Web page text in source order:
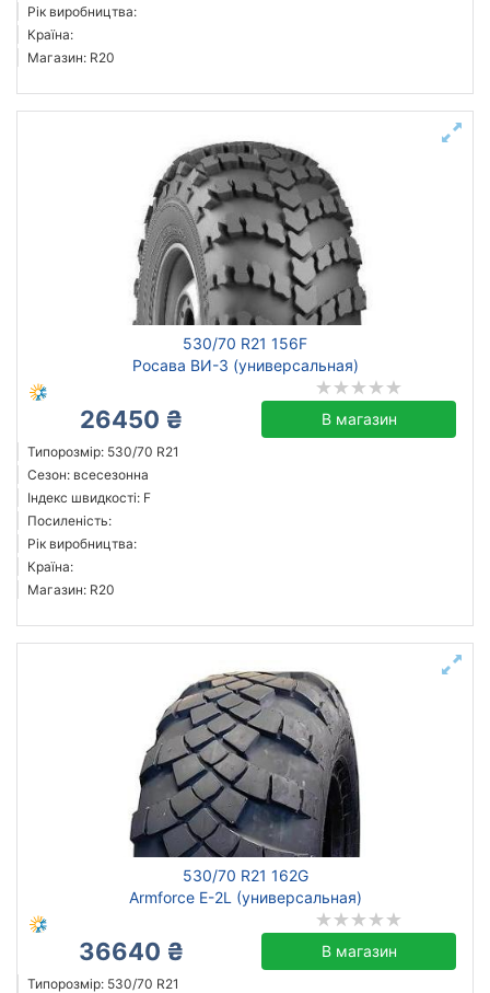
Рік виробництва:
Країна:
Магазин: R20
530/70 R21 156F
Росава ВИ-3 (универсальная)
26450 ₴ В магазин
Типорозмір: 530/70 R21
Сезон: всесезонна
Індекс швидкості: F
Посиленість:
Рік виробництва:
Країна:
Магазин: R20
530/70 R21 162G
Armforce E-2L (универсальная)
36640 ₴ В магазин
Типорозмір: 530/70 R21